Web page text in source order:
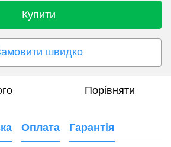
Купити
швидко
Порівняти
Оплата Гарантія